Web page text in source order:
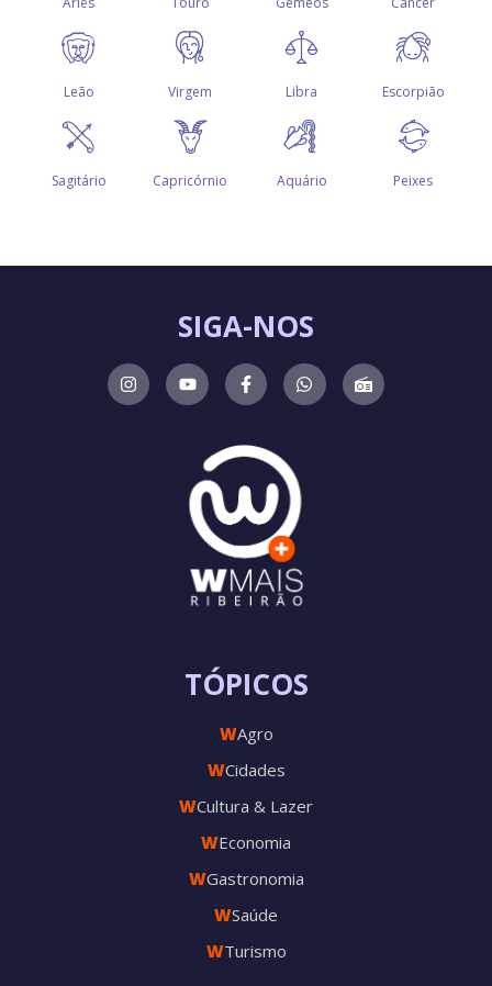
TÓPICOS
WAgro
WCidades
WCultura & Lazer
WEconomia
WGastronomia
WSaúde
WTurismo
SIGA-NOS